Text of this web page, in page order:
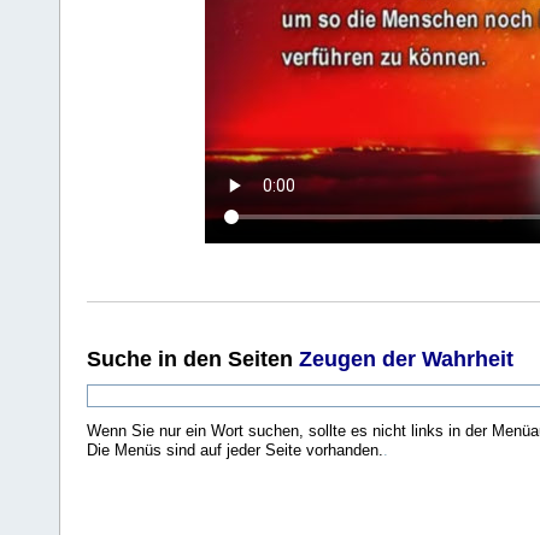
Suche in den Seiten Zeugen der Wahrheit
Wenn Sie nur ein Wort suchen, sollte es nicht links in der
Die Menüs sind auf jeder Seite vorhanden..